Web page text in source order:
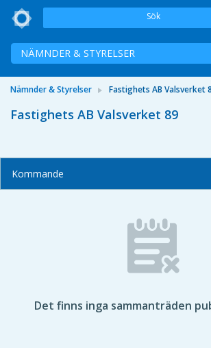
Sök
NÄMNDER & STYRELSER
Nämnder & Styrelser Fastighets AB Valsverket
Fastighets AB Valsverket 89
Kommande
Det finns inga sammanträden